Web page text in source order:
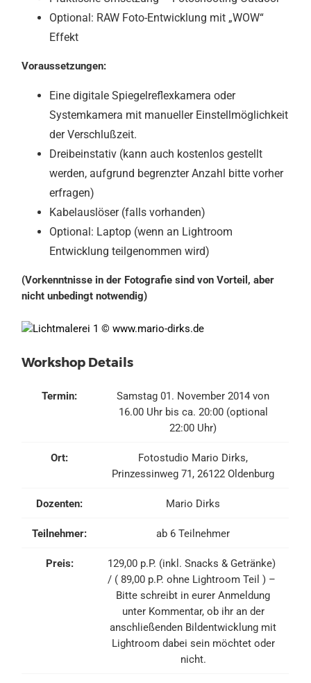
Optional: RAW Foto-Entwicklung mit „WOW“
Effekt
Voraussetzungen:
Eine digitale Spiegelreflexkamera oder
Systemkamera mit manueller Einstellmöglichkeit
der Verschlußzeit.
Dreibeinstativ (kann auch kostenlos gestellt
werden, aufgrund begrenzter Anzahl bitte vorher
erfragen)
Kabelauslöser (falls vorhanden)
Optional: Laptop (wenn an Lightroom
Entwicklung teilgenommen wird)
(Vorkenntnisse in der Fotografie sind von Vorteil, aber
nicht unbedingt notwendig)
Workshop Details
Termin:
Samstag 01. November 2014 von
16.00 Uhr bis ca. 20:00 (optional
22:00 Uhr)
Ort:
Fotostudio Mario Dirks,
Prinzessinweg 71, 26122 Oldenburg
Dozenten: Mario Dirks
Teilnehmer: ab 6 Teilnehmer
Preis:
129,00 p.P. (inkl. Snacks & Getränke)
/ ( 89,00 p.P. ohne Lightroom Teil ) –
Bitte schreibt in eurer Anmeldung
unter Kommentar, ob ihr an der
anschließenden Bildentwicklung mit
Lightroom dabei sein möchtet oder
nicht.